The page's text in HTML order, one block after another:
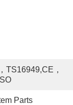
TS16949,CE，
Parts